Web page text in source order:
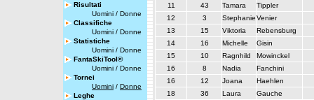
Risultati
Uomini / Donne
Classifiche
Uomini / Donne
Statistiche
Uomini / Donne
FantaSkiTool®
Uomini / Donne
Tornei
Uomini / Donne
Leghe
11
43 Tamara
Tippler
12
3 StephanieVenier
13
15 Viktoria
Rebensburg
14
16 Michelle
Gisin
15
10 Ragnhild
Mowinckel
16
8 Nadia
Fanchini
16
12 Joana
Haehlen
18
36 Laura
Gauche